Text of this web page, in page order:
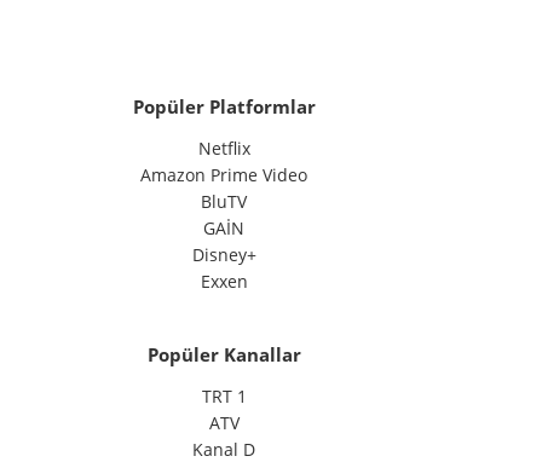
Popüler Platformlar
Netflix
Amazon Prime Video
BluTV
GAİN
Disney+
Exxen
Popüler Kanallar
TRT 1
ATV
Kanal D